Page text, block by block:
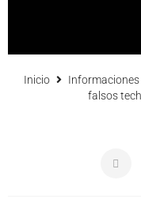
Inicio Informaciones
falsos